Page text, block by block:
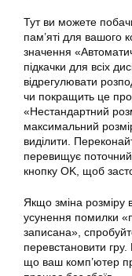
Тут ви можете
пам’яті для вашого
значення
підкачки для всіх
відрегулювати
чи покращить це
«Нестандартний
максимальний
виділити.
перевищує поточний
кнопку OK, щоб
Якщо зміна розміру
усунення помилки
записана»,
перевстановити
що ваш комп’ютер